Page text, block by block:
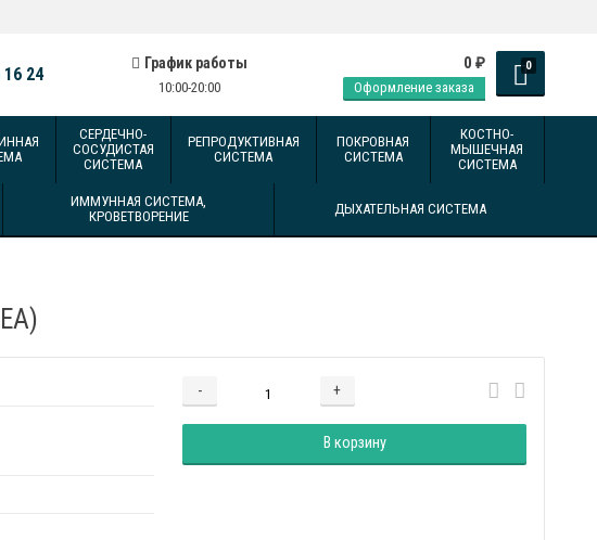
16 24
График работы
10:00-20:00
0
0 ₽
Оформление заказа
СЕРДЕЧНО-
СОСУДИСТАЯ
СИСТЕМА
РЕПРОДУКТИВНАЯ
СИСТЕМА
ПОКРОВНАЯ
СИСТЕМА
КОСТНО-
МЫШЕЧНАЯ
СИСТЕМА
ИММУННАЯ СИСТЕМА,
КРОВЕТВОРЕНИЕ
ДЫХАТЕЛЬНАЯ СИСТЕМА
- +
Добавляется...
В корзину
Добавлен